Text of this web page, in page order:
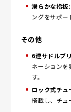
滑らかな指板:
ングをサポー
その他
6連サドルブ
ネーションを
す。
ロック式チュ
搭載し、チュ